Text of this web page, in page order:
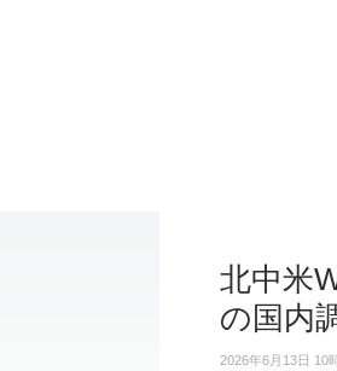
北中米
の国内
2026年6月13日 10